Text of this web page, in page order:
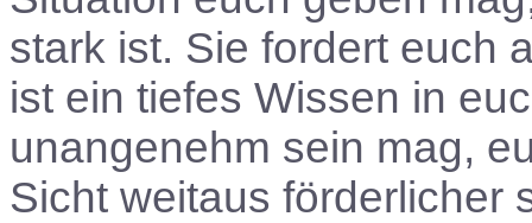
stark ist. Sie fordert euch
ist ein tiefes Wissen in
unangenehm sein mag,
Sicht weitaus förderlicher